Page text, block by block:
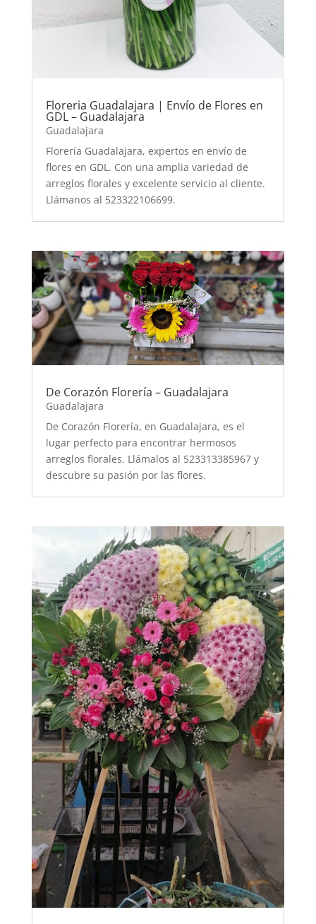
Floreria Guadalajara | Envío de Flores en
GDL – Guadalajara
Guadalajara
Florería Guadalajara, expertos en envío de
flores en GDL. Con una amplia variedad de
arreglos florales y excelente servicio al cliente.
Llámanos al 523322106699.
De Corazón Florería – Guadalajara
Guadalajara
De Corazón Florería, en Guadalajara, es el
lugar perfecto para encontrar hermosos
arreglos florales. Llámalos al 523313385967 y
descubre su pasión por las flores.